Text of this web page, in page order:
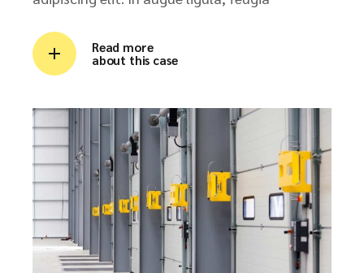
Read more
about this case